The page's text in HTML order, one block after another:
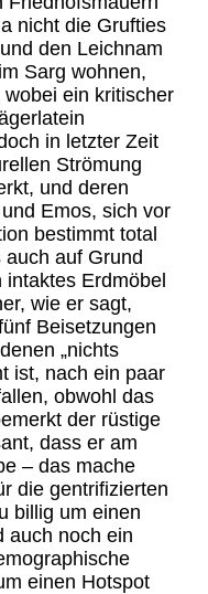
nicht die Grufties
den Leichnam
Sarg wohnen,
ein kritischer
in letzter Zeit
Strömung
und deren
Emos, sich vor
bestimmt total
auf Grund
intaktes Erdmöbel
wie er sagt,
Beisetzungen
„nichts
ist, nach ein paar
obwohl das
der rüstige
dass er am
– das mache
die gentrifizierten
billig um einen
auch noch ein
einen Hotspot